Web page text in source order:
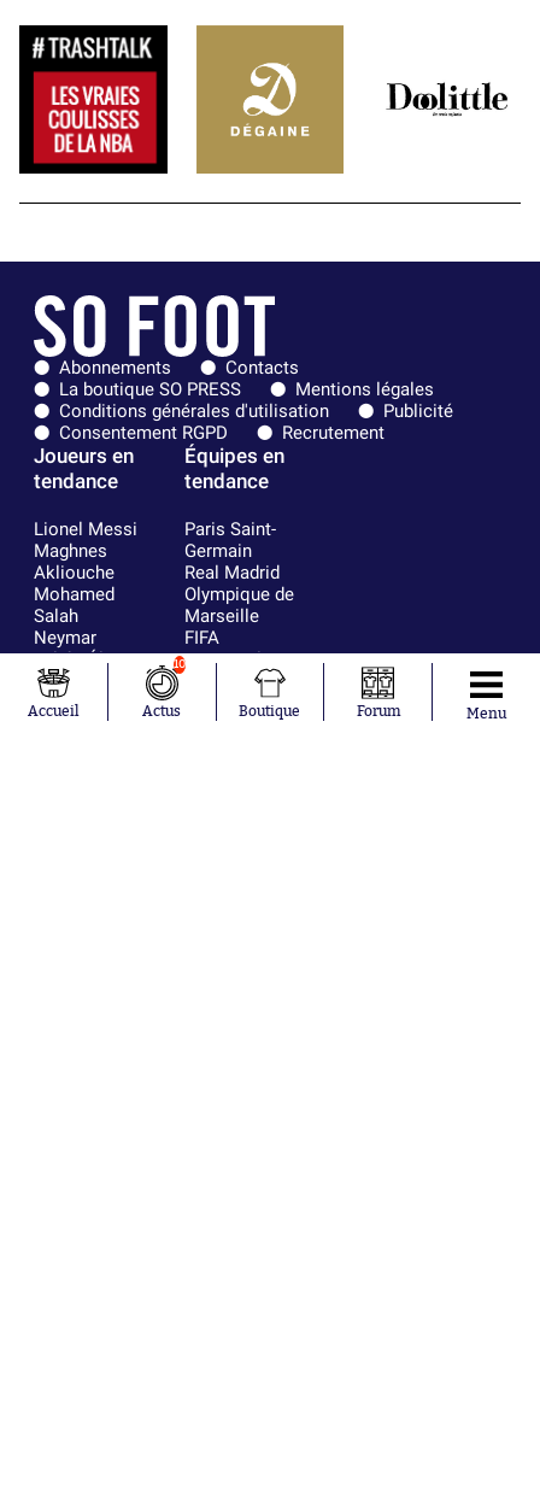
Abonnements
Contacts
La boutique SO PRESS
Mentions légales
Conditions générales d'utilisation
Publicité
Consentement RGPD
Recrutement
Joueurs en
tendance
Lionel Messi
Maghnes
Akliouche
Mohamed
Salah
Neymar
Julián Álvarez
Ferrán Torres
Kilian Corredor
Équipes en
tendance
Paris Saint-
Germain
Real Madrid
Olympique de
Marseille
FIFA
FC Barcelone
Argentine
Olympique
lyonnais
Accueil
10
Actus Boutique Forum Menu